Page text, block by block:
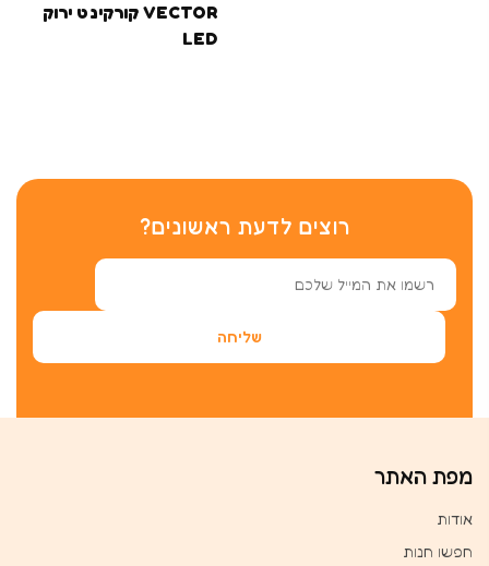
VECTOR קורקינט ירוק
LED
רוצים לדעת ראשונים?
מפת האתר
אודות
חפשו חנות